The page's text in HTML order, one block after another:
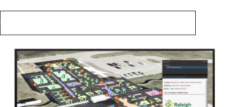
Representar cartográficamente espacios interiores con SIG